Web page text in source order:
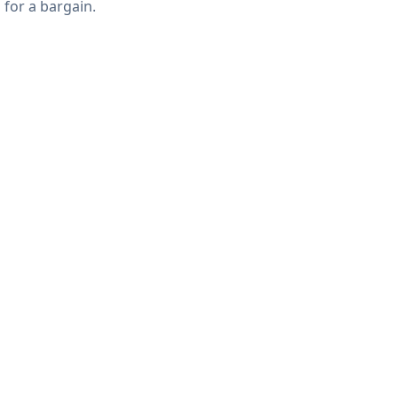
for a bargain.